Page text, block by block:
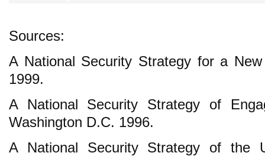
Sources:
A National Security Strategy for a
1999.
A National Security Strategy of
Washington D.C. 1996.
A National Security Strategy of the